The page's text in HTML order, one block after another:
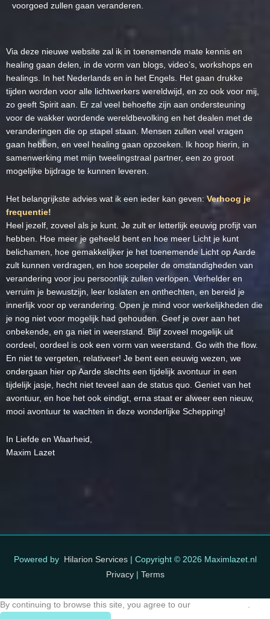
voorgoed zullen gaan veranderen.
Via deze nieuwe website zal ik in toenemende mate kennis en
healing gaan delen, in de vorm van blogs, video’s, workshops en
healings. In het Nederlands en in het Engels. Het gaan drukke
tijden worden voor alle lichtwerkers wereldwijd, en zo ook voor mij,
zo geeft Spirit aan. Er zal veel behoefte zijn aan ondersteuning
voor de wakker wordende wereldbevolking en het dealen met de
veranderingen die op stapel staan. Mensen zullen veel vragen
gaan hebben, en veel healing gaan opzoeken. Ik hoop hierin, in
samenwerking met mijn tweelingstraal partner, een zo groot
mogelijke bijdrage te kunnen leveren.
Het belangrijkste advies wat ik een ieder kan geven:Verhoog je
frequentie!
Heel jezelf, zoveel als je kunt. Je zult er letterlijk eeuwig profijt van
hebben. Hoe meer je geheeld bent en hoe meer Licht je kunt
belichamen, hoe gemakkelijker je het toenemende Licht op Aarde
zult kunnen verdragen, en hoe soepeler de omstandigheden van
verandering voor jou persoonlijk zullen verlopen. Verhelder en
verruim je bewustzijn, leer loslaten en onthechten, en bereid je
innerlijk voor op verandering. Open je mind voor werkelijkheden die
je nog niet voor mogelijk had gehouden. Geef je over aan het
onbekende, en ga niet in weerstand. Blijf zoveel mogelijk uit
oordeel, oordeel is ook een vorm van weerstand. Go with the flow.
En niet te vergeten, relativeer! Je bent een eeuwig wezen, we
ondergaan hier op Aarde slechts een tijdelijk avontuur in een
tijdelijk jasje, hecht niet teveel aan de status quo. Geniet van het
avontuur, en hoe het ook eindigt, erna staat er alweer een nieuw,
mooi avontuur te wachten in deze wonderlijke Schepping!
In Liefde en Waarheid,
Maxim Lazet
Powered by Hilarion Services| Copyright © 2026 Maximlazet.nl
Privacy| Terms
By continuing to browse this site, you agree to our .